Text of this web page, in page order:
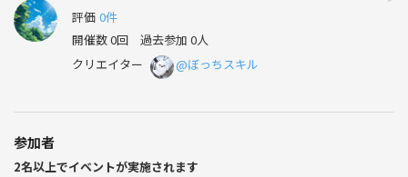
評価 0件
開催数 0回 過去参加 0人
クリエイター
@ぼっちスキル
参加者
2名以上でイベントが実施されます